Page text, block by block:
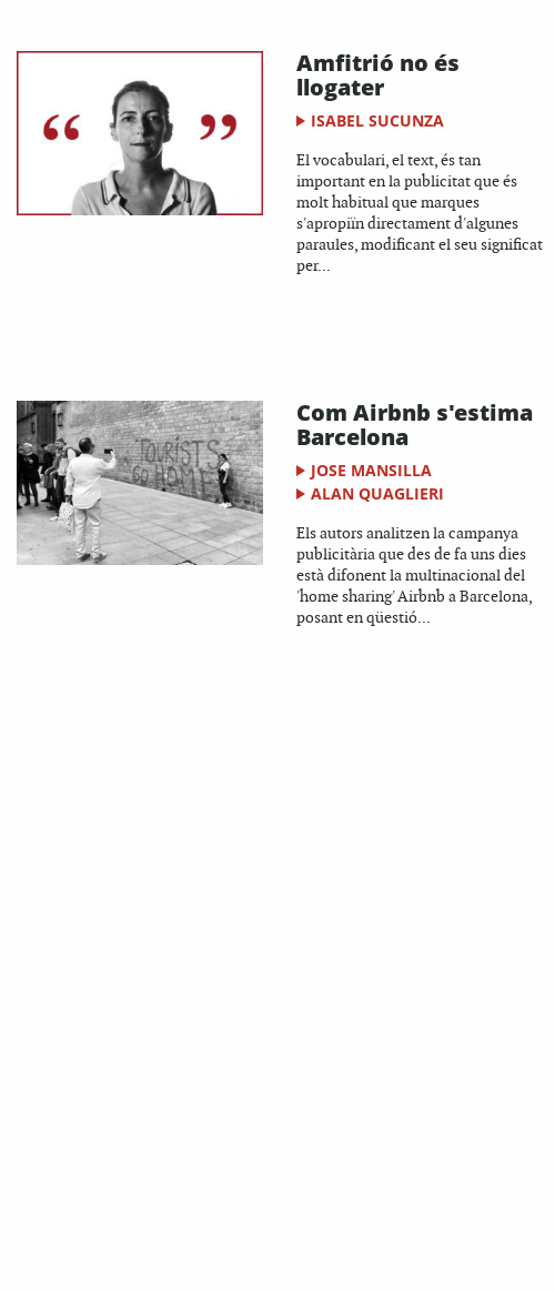
Amfitrió no és
llogater
ISABEL SUCUNZA
El vocabulari, el text, és tan
important en la publicitat que és
molt habitual que marques
s'apropiïn directament d'algunes
paraules, modificant el seu significat
per...
Com Airbnb s'estima
Barcelona
JOSE MANSILLA
ALAN QUAGLIERI
Els autors analitzen la campanya
publicitària que des de fa uns dies
està difonent la multinacional del
'home sharing' Airbnb a Barcelona,
posant en qüestió...